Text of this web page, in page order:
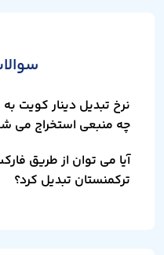
نرخ تبدیل دینار کویت
چه منبعی استخراج می
آیا می توان از طریق
ترکمنستان تبدیل کرد؟